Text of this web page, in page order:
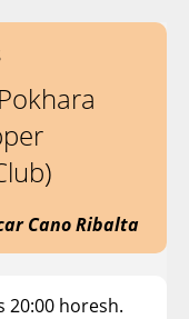
Cano Ribalta
20:00 horesh.